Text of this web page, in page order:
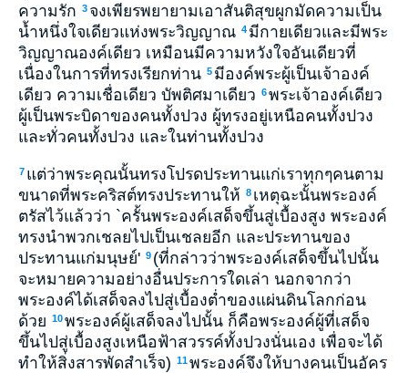
ความรัก 3 จงเพียรพยายามเอาสันติสุขผูกมัดความเป็น
น้ำหนึ่งใจเดียวแห่งพระวิญญาณ 4 มีกายเดียวและมีพระ
วิญญาณองค์เดียว เหมือนมีความหวังใจอันเดียวที่
เนื่องในการที่ทรงเรียกท่าน 5 มีองค์พระผู้เป็นเจ้าองค์
เดียว ความเชื่อเดียว บัพติศมาเดียว 6พระเจ้าองค์เดียว
ผู้เป็นพระบิดาของคนทั้งปวง ผู้ทรงอยู่เหนือคนทั้งปวง
และทั่วคนทั้งปวง และในท่านทั้งปวง
7 แต่ว่าพระคุณนั้นทรงโปรดประทานแก่เราทุกๆคนตาม
ขนาดที่พระคริสต์ทรงประทานให้ 8 เหตุฉะนั้นพระองค์
ตรัสไว้แล้วว่า `ครั้นพระองค์เสด็จขึ้นสู่เบื้องสูง พระองค์
ทรงนำพวกเชลยไปเป็นเชลยอีก และประทานของ
ประทานแก่มนุษย์' 9 (ที่กล่าวว่าพระองค์เสด็จขึ้นไปนั้น
จะหมายความอย่างอื่นประการใดเล่า นอกจากว่า
พระองค์ได้เสด็จลงไปสู่เบื้องต่ำของแผ่นดินโลกก่อน
ด้วย 10พระองค์ผู้เสด็จลงไปนั้น ก็คือพระองค์ผู้ที่เสด็จ
ขึ้นไปสู่เบื้องสูงเหนือฟ้าสวรรค์ทั้งปวงนั่นเอง เพื่อจะได้
ทำให้สิ่งสารพัดสำเร็จ) 11พระองค์จึงให้บางคนเป็นอัคร